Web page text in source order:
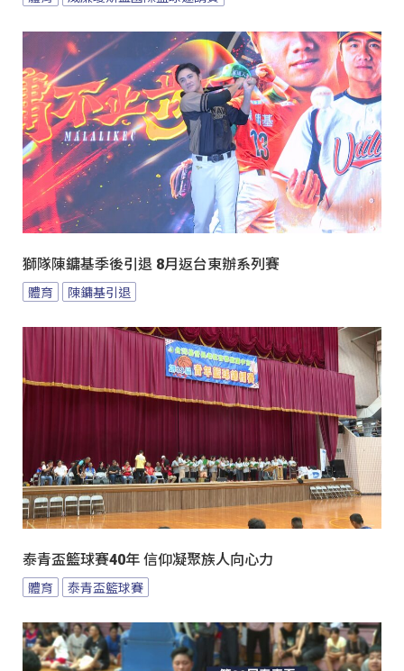
獅隊陳鏞基季後引退 8月返台東辦系列賽
體育 陳鏞基引退
泰青盃籃球賽40年 信仰凝聚族人向心力
體育 泰青盃籃球賽